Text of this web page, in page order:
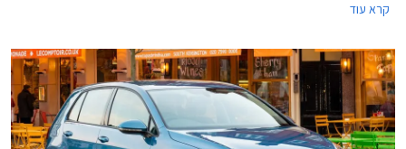
ופולקסווגן.
קרא עוד